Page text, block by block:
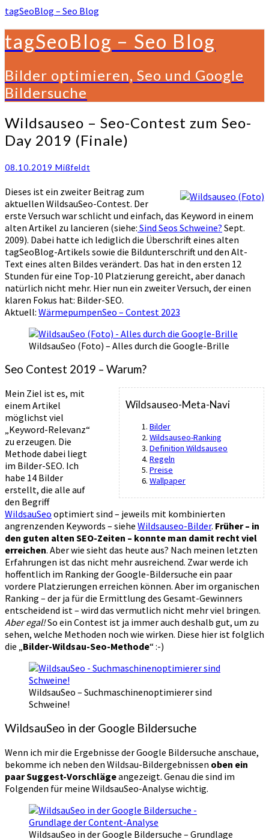
tagSeoBlog – Seo Blog
tagSeoBlog – Seo Blog
Bilder optimieren, Seo und Google
Bildersuche
Wildsauseo
–
Seo-
zum
Day
2019
(Finale)
Wildsauseo – Seo-Contest zum Seo-
Day 2019 (Finale)
08.10.2019 Mißfeldt
Dieses ist ein zweiter Beitrag zum
aktuellen WildsauSeo-Contest. Der
erste Versuch war schlicht und einfach, das Keyword in einem
alten Artikel zu lancieren (siehe: Sind Seos Schweine? Sept.
2009). Dabei hatte ich lediglich die Überschrift eines alten
tagSeoBlog-Artikels sowie die Bildunterschrift und den Alt-
Text eines alten Bildes verändert. Das hat in den ersten 12
Stunden für eine Top-10 Platzierung gereicht, aber danach
natürlich nicht mehr. Hier nun ein zweiter Versuch, der einen
klaren Fokus hat: Bilder-SEO.
Aktuell: WärmepumpenSeo – Contest 2023
WildsauSeo (Foto) – Alles durch die Google-Brille
Seo Contest 2019 – Warum?
Wildsauseo-Meta-Navi
Bilder
Wildsauseo-Ranking
Definition Wildsauseo
Regeln
Preise
Wallpaper
Mein Ziel ist es, mit
einem Artikel
möglichst viel
„Keyword-Relevanz“
zu erzeugen. Die
Methode dabei liegt
im Bilder-SEO. Ich
habe 14 Bilder
erstellt, die alle auf
den Begriff
WildsauSeo optimiert sind – jeweils mit kombinierten
angrenzenden Keywords – siehe Wildsauseo-Bilder. Früher – in
den guten alten SEO-Zeiten – konnte man damit recht viel
erreichen. Aber wie sieht das heute aus? Nach meinen letzten
Erfahrungen ist das nicht mehr ausreichend. Zwar werde ich
hoffentlich im Ranking der Google-Bildersuche ein paar
vordere Platzierungen erreichen können. Aber im organischen
Ranking – der ja für die Ermittlung des Gesamt-Gewinners
entscheidend ist – wird das vermutlich nicht mehr viel bringen.
Aber egal!So ein Contest ist ja immer auch deshalb gut, um zu
sehen, welche Methoden noch wie wirken. Diese hier ist folglich
die „Bilder-Wildsau-Seo-Methode“ :-)
WildsauSeo – Suchmaschinenoptimierer sind
Schweine!
WildsauSeo in der Google Bildersuche
Wenn ich mir die Ergebnisse der Google Bildersuche anschaue,
bekomme ich neben den Wildsau-Bildergebnissen oben ein
paar Suggest-Vorschlägeangezeigt. Genau die sind im
Folgenden für meine WildsauSeo-Analyse wichtig.
WildsauSeo in der Google Bildersuche – Grundlage